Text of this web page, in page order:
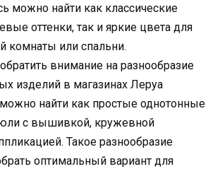
можно найти как классические
оттенки, так и яркие цвета для
комнаты или спальни.
внимание на разнообразие
изделий в магазинах Леруа
найти как простые однотонные
с вышивкой, кружевной
Такое разнообразие
оптимальный вариант для